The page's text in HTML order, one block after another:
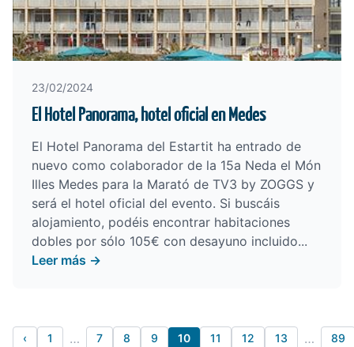
23/02/2024
El Hotel Panorama, hotel oficial en Medes
El Hotel Panorama del Estartit ha entrado de
nuevo como colaborador de la 15a Neda el Món
Illes Medes para la Marató de TV3 by ZOGGS y
será el hotel oficial del evento. Si buscáis
alojamiento, podéis encontrar habitaciones
dobles por sólo 105€ con desayuno incluido...
Leer más →
‹ 1 … 7 8 9 10 11 12 13 … 89